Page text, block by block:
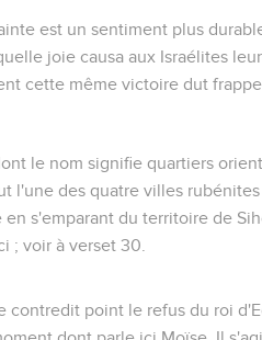
est un sentiment plus
joie causa aux Israélites
cette même victoire dut
le nom signifiequartiers
l'une des quatre villes
s'emparant du territoire de
; voir à verset 30.
contredit point le refus du roi